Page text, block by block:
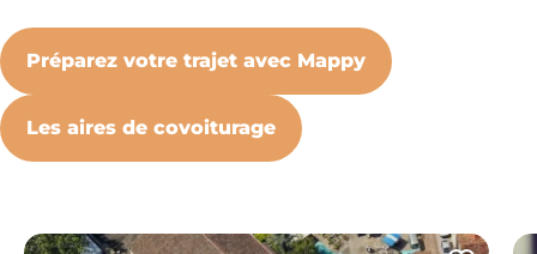
Préparez votre trajet avec Mappy
Les aires de covoiturage